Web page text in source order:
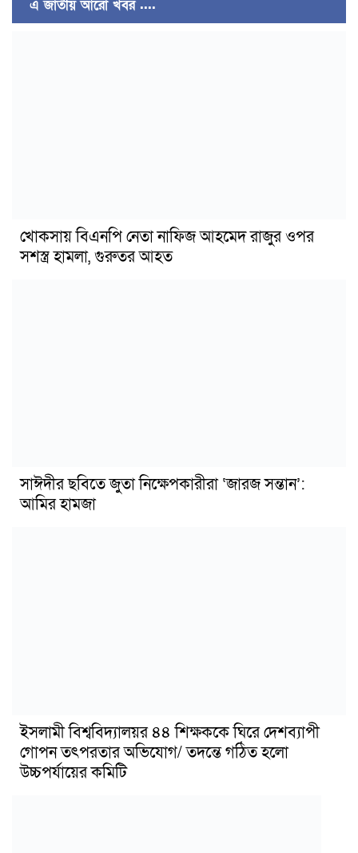
এ জাতীয় আরো খবর ....
খোকসায় বিএনপি নেতা নাফিজ আহমেদ রাজুর ওপর
সশস্ত্র হামলা, গুরুতর আহত
সাঈদীর ছবিতে জুতা নিক্ষেপকারীরা ‘জারজ সন্তান’:
আমির হামজা
ইসলামী বিশ্ববিদ্যালয়র ৪৪ শিক্ষককে ঘিরে দেশব্যাপী
গোপন তৎপরতার অভিযোগ/ তদন্তে গঠিত হলো
উচ্চপর্যায়ের কমিটি